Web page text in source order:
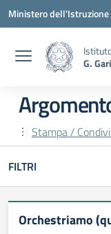
Vai ai contenuti
Vai al menu di
Vai al footer
Ministero
G.
Stampa /
FILTRI
Orchestriamo